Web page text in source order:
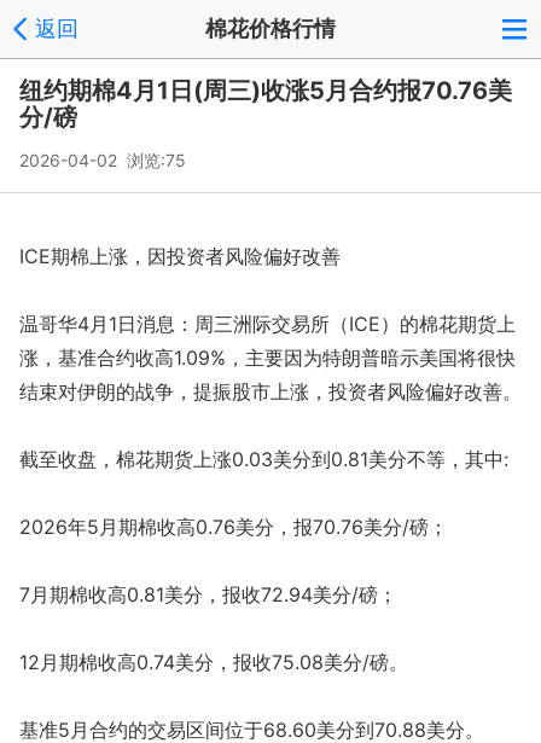
返回 棉花价格行情
纽约期棉4月1日(周三)收涨5月合约报70.76美
分/磅
2026-04-02 浏览:75
ICE期棉上涨，因投资者风险偏好改善
温哥华4月1日消息：周三洲际交易所（ICE）的棉花期货上
涨，基准合约收高1.09%，主要因为特朗普暗示美国将很快
结束对伊朗的战争，提振股市上涨，投资者风险偏好改善。
截至收盘，棉花期货上涨0.03美分到0.81美分不等，其中:
2026年5月期棉收高0.76美分，报70.76美分/磅；
7月期棉收高0.81美分，报收72.94美分/磅；
12月期棉收高0.74美分，报收75.08美分/磅。
基准5月合约的交易区间位于68.60美分到70.88美分。